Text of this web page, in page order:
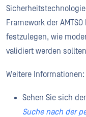
Framework der
festzulegen, wie
validiert werden
Weitere Informationen:
Sehen Sie sich
Suche nach der